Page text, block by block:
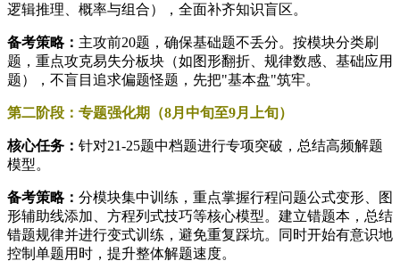
逻辑推理、概率与组合），全面补齐知识盲区。
备考策略： 主攻前20题，确保基础题不丢分。按模块分类刷
题，重点攻克易失分板块（如图形翻折、规律数感、基础应用
题），不盲目追求偏题怪题，先把"基本盘"筑牢。
第二阶段：专题强化期（8月中旬至9月上旬）
核心任务： 针对21-25题中档题进行专项突破，总结高频解题
模型。
备考策略： 分模块集中训练，重点掌握行程问题公式变形、图
形辅助线添加、方程列式技巧等核心模型。建立错题本，总结
错题规律并进行变式训练，避免重复踩坑。同时开始有意识地
控制单题用时，提升整体解题速度。